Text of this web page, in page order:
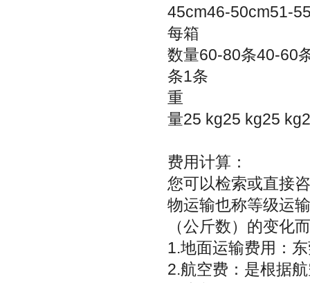
45cm46-50cm51-
每箱
数量60-80条40-60
条1条
重
量25 kg25 kg25
费用计算：
您可以检索或直接
物运输也称等级运
（公斤数）的变化
1.地面运输费用：
2.航空费：是根据